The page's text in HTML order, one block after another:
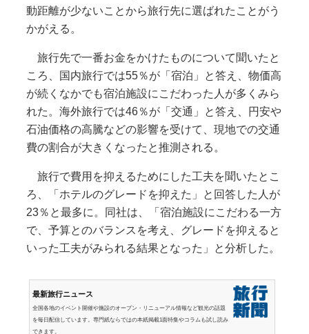
動距離が少ないことから旅行先に選ばれたことがう
かがえる。
旅行先で一番お金をかけたものについて聞いたと
ころ、国内旅行では55％が「宿泊」と答え、物価高
が続くなかでも宿泊施設にこだわった人が多くみら
れた。海外旅行では46％が「交通」と答え、円安や
石油価格の高騰などの影響を受けて、現地での交通
費の割合が大きくなったと推測される。
旅行で費用を抑えるためにした工夫を聞いたとこ
ろ、「ホテルのグレードを抑えた」と回答した人が
23％と最多に。同社は、「宿泊施設にこだわる一方
で、予算とのバランスを考え、グレードを抑えると
いった工夫がみられる結果となった」と分析した。
最新旅行ニュース
全国各地のイベント開催や施設のオープン・リニューアル情報など観光の話題
を毎日配信しています。専門紙ならではの本紙掲載1面特集やコラムも試し読み
できます。